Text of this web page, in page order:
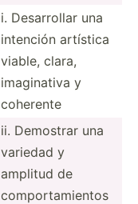
i. Desarr­ollar una
intención artística
viable, clara,
imagin­ativa y
coherente
ii. Demostrar una
variedad y
amplitud de
compor­tam­ientos